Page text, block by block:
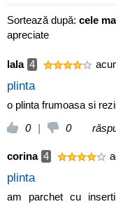
Sortează după: cele
apreciate
lala 4
plinta
o plinta frumoasa si
0
| 0
corina 4
plinta
am parchet cu